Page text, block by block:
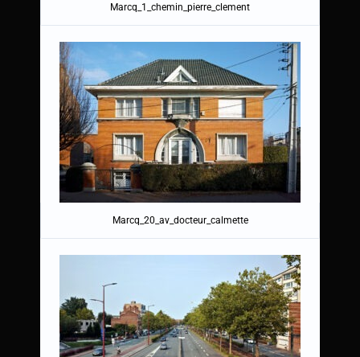
Marcq_1_chemin_pierre_clement
Marcq_20_av_docteur_calmette